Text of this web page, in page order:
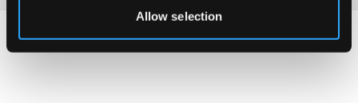
Allow selection